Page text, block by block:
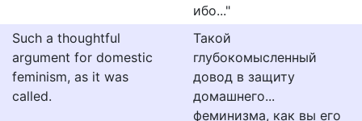
ибо..."
Such a thoughtful
argument for domestic
feminism, as it was
called.
Такой
глубокомысленный
довод в защиту
домашнего...
феминизма, как вы его